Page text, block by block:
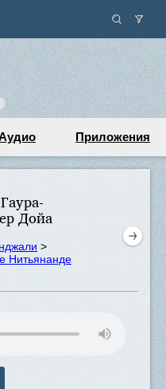
Приложения
Дойа
>
Нитьянанде